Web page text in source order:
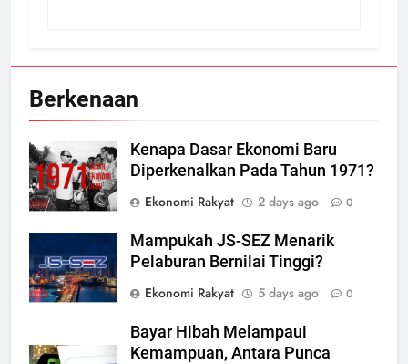
Berkenaan
Kenapa Dasar Ekonomi Baru
Diperkenalkan Pada Tahun 1971?
Ekonomi Rakyat
2 days ago 0
Mampukah JS-SEZ Menarik
Pelaburan Bernilai Tinggi?
Ekonomi Rakyat
5 days ago 0
Bayar Hibah Melampaui
Kemampuan, Antara Punca